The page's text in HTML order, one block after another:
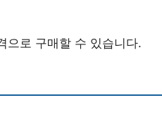
으로 구매할 수 있습니다.